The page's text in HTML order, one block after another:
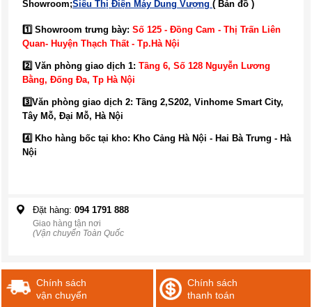
Showroom;Siêu Thị Điện Máy Dung Vượng ( Bản đồ )
1️⃣ Showroom trưng bày: Số 125 - Đồng Cam - Thị Trấn Liên
Quan- Huyện Thạch Thất - Tp.Hà Nội
2️⃣ Văn phòng giao dịch 1: Tầng 6, Số 128 Nguyễn Lương
Bằng, Đống Đa, Tp Hà Nội
3️⃣Văn phòng giao dịch 2: Tầng 2,S202, Vinhome Smart City,
Tây Mỗ, Đại Mỗ, Hà Nội
4️⃣ Kho hàng bốc tại kho: Kho Cảng Hà Nội - Hai Bà Trưng - Hà
Nội
Đặt hàng: 094 1791 888
Giao hàng tận nơi
(Vận chuyển Toàn Quốc
Chính sách
vận chuyển
Chính sách
thanh toán